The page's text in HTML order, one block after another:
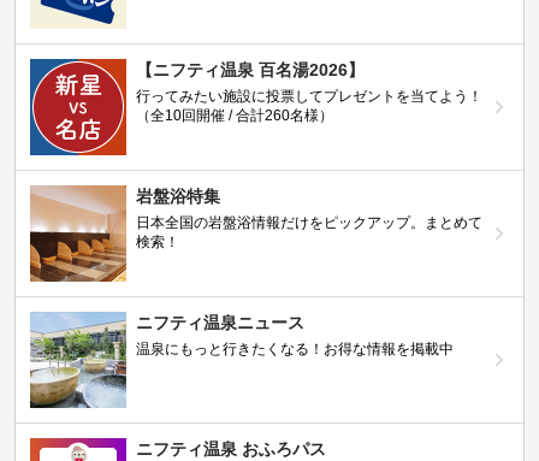
【ニフティ温泉 百名湯2026】
行ってみたい施設に投票してプレゼントを当てよう！
（全10回開催 / 合計260名様）
岩盤浴特集
日本全国の岩盤浴情報だけをピックアップ。まとめて
検索！
ニフティ温泉ニュース
温泉にもっと行きたくなる！お得な情報を掲載中
ニフティ温泉 おふろパス